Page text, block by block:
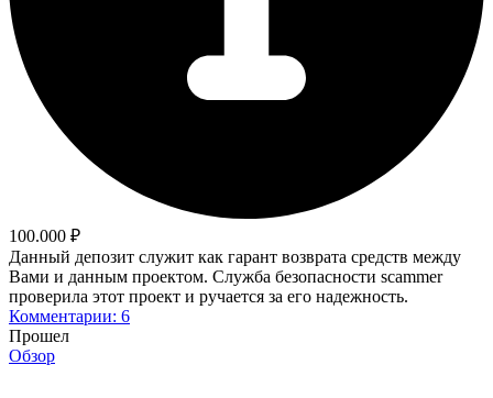
100.000 ₽
Данный депозит служит как гарант возврата средств между
Вами и данным проектом. Служба безопасности scammer
проверила этот проект и ручается за его надежность.
Комментарии: 6
Прошел
Обзор